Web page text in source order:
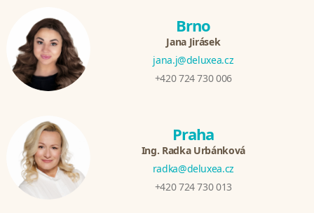
Brno
Jana Jirásek
jana.j@deluxea.cz
+420 724 730 006
Praha
Ing. Radka Urbánková
radka@deluxea.cz
+420 724 730 013